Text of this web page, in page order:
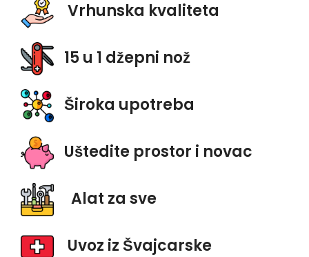
Vrhunska kvaliteta
15 u 1 džepni nož
Široka upotreba
Uštedite prostor i novac
Alat za sve
Uvoz iz Švajcarske